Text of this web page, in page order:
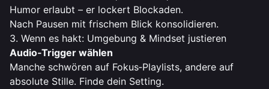
Humor erlaubt – er lockert Blockaden.
Nach Pausen mit frischem Blick konsolidieren.
3. Wenn es hakt: Umgebung & Mindset justieren
Audio‑Trigger wählen
Manche schwören auf Fokus‑Playlists, andere auf
absolute Stille. Finde dein Setting.